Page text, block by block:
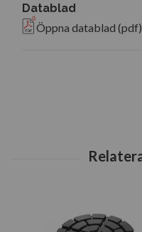
Datablad
Öppna datablad (pdf)